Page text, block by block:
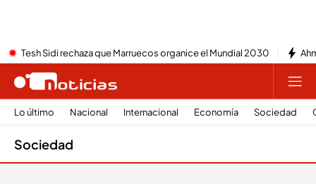
Tesh Sidi rechaza que Marruecos organice el Mundial 2030
Lo último Nacional Internacional Economía Sociedad
Sociedad